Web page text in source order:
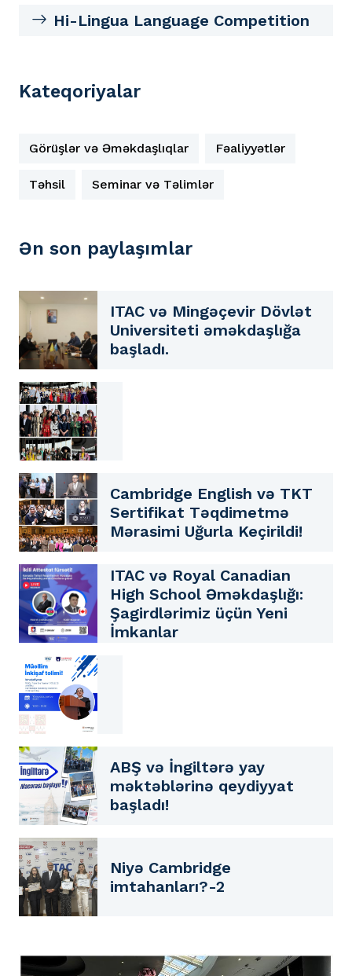
Hi-Lingua Language Competition
Kateqoriyalar
Görüşlər və Əməkdaşlıqlar Fəaliyyətlər
Təhsil Seminar və Təlimlər
Ən son paylaşımlar
ITAC və Mingəçevir Dövlət
Universiteti əməkdaşlığa
başladı.
Cambridge English və TKT
Sertifikat Təqdimetmə
Mərasimi Uğurla Keçirildi!
ITAC və Royal Canadian
High School Əməkdaşlığı:
Şagirdlərimiz üçün Yeni
İmkanlar
ABŞ və İngiltərə yay
məktəblərinə qeydiyyat
başladı!
Niyə Cambridge
imtahanları?-2